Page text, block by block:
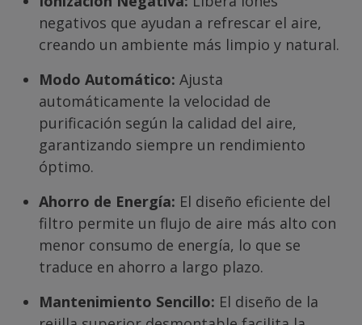
negativos que ayudan a refrescar el aire,
creando un ambiente más limpio y natural.
Modo Automático: Ajusta
automáticamente la velocidad de
purificación según la calidad del aire,
garantizando siempre un rendimiento
óptimo.
Ahorro de Energía: El diseño eficiente del
filtro permite un flujo de aire más alto con
menor consumo de energía, lo que se
traduce en ahorro a largo plazo.
Mantenimiento Sencillo: El diseño de la